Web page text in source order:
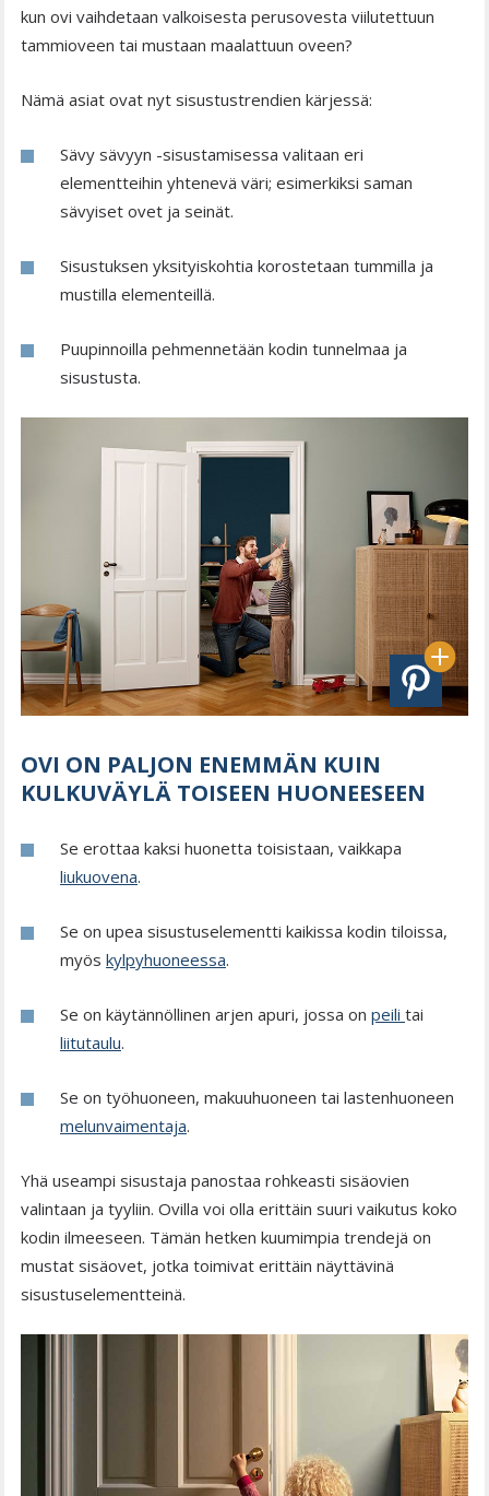
kun ovi vaihdetaan valkoisesta perusovesta viilutettuun
tammioveen tai mustaan maalattuun oveen?
Nämä asiat ovat nyt sisustustrendien kärjessä:
Sävy sävyyn -sisustamisessa valitaan eri
elementteihin yhtenevä väri; esimerkiksi saman
sävyiset ovet ja seinät.
Sisustuksen yksityiskohtia korostetaan tummilla ja
mustilla elementeillä.
Puupinnoilla pehmennetään kodin tunnelmaa ja
sisustusta.
OVI ON PALJON ENEMMÄN KUIN
KULKUVÄYLÄ TOISEEN HUONEESEEN
Se erottaa kaksi huonetta toisistaan, vaikkapa
liukuovena.
Se on upea sisustuselementti kaikissa kodin tiloissa,
myös kylpyhuoneessa.
Se on käytännöllinen arjen apuri, jossa on peili tai
liitutaulu.
Se on työhuoneen, makuuhuoneen tai lastenhuoneen
melunvaimentaja.
Yhä useampi sisustaja panostaa rohkeasti sisäovien
valintaan ja tyyliin. Ovilla voi olla erittäin suuri vaikutus koko
kodin ilmeeseen. Tämän hetken kuumimpia trendejä on
mustat sisäovet, jotka toimivat erittäin näyttävinä
sisustuselementteinä.